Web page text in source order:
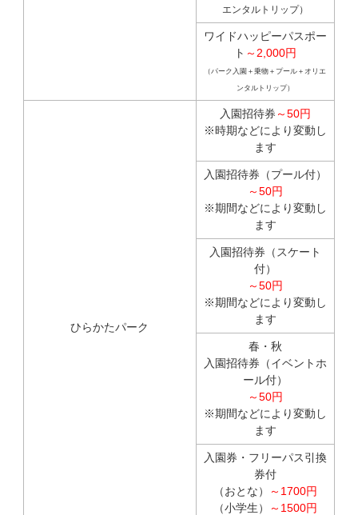
エンタルトリップ）
ワイドハッピーパスポー
ト ～2,000円
（パーク入園＋乗物＋プール＋オリエ
ンタルトリップ）
ひらかたパーク
入園招待券 ～50円
※時期などにより変動し
ます
入園招待券（プール付）
～50円
※期間などにより変動し
ます
入園招待券（スケート
付）
～50円
※期間などにより変動し
ます
春・秋
入園招待券（イベントホ
ール付）
～50円
※期間などにより変動し
ます
入園券・フリーパス引換
券付
（おとな）
～1700円
（小学生）
～1500円